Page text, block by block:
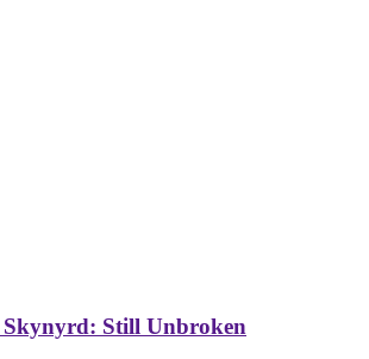
Still Unbroken